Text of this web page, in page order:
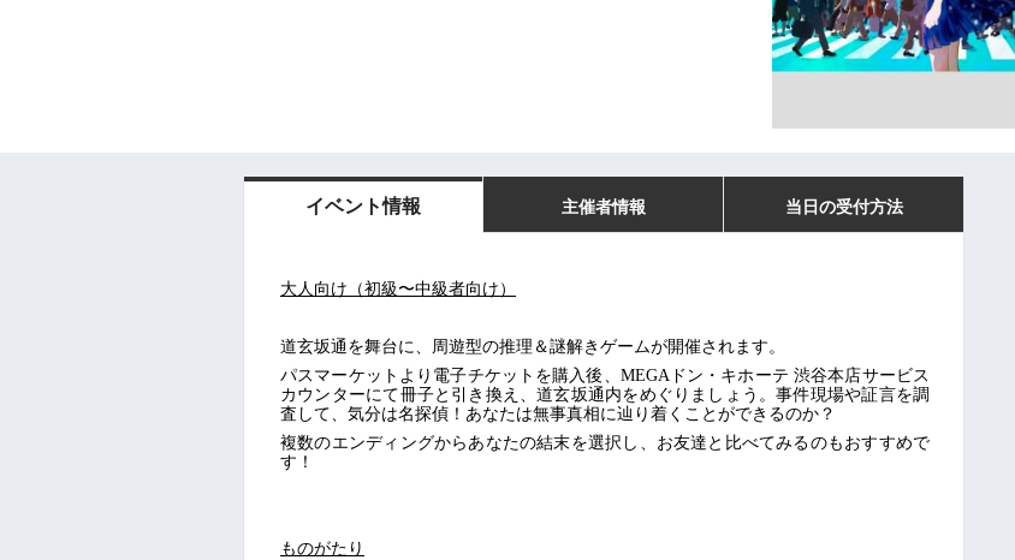
イベント情報 主催者情報 当日の受付方法
大人向け（初級〜中級者向け）
道玄坂通を舞台に、周遊型の推理＆謎解きゲームが開催されます。
パスマーケットより電子チケットを購入後、MEGAドン・キホーテ 渋谷本店サービス
カウンターにて冊子と引き換え、道玄坂通内をめぐりましょう。事件現場や証言を調
査して、気分は名探偵！あなたは無事真相に辿り着くことができるのか？
複数のエンディングからあなたの結末を選択し、お友達と比べてみるのもおすすめで
す！
ものがたり